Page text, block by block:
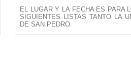
EL LUGAR Y LA FECHA ES PARA
SIGUIENTES LISTAS TANTO LA
DE SAN PEDRO.